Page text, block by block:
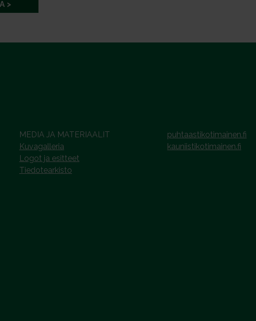
MEDIA JA MATERIAALIT
Kuvagalleria
Logot ja esitteet
Tiedotearkisto
puhtaastikotimainen.fi
kauniistikotimainen.fi